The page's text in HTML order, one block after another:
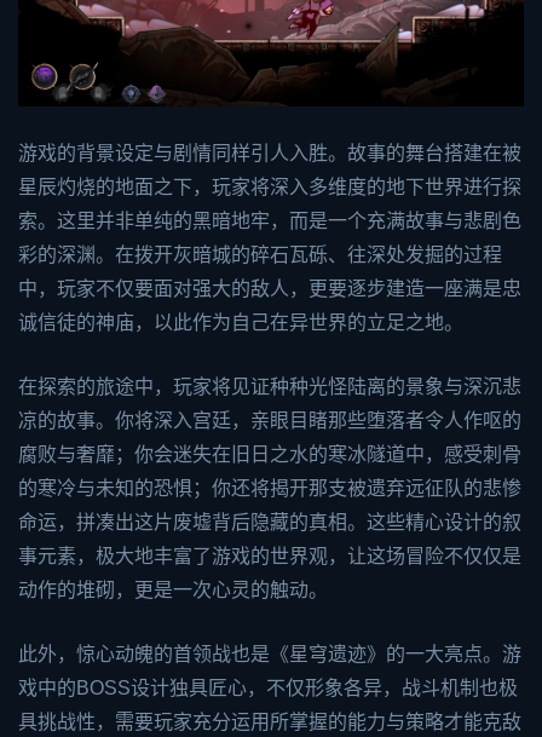
游戏的背景设定与剧情同样引人入胜。故事的舞台搭建在被
星辰灼烧的地面之下，玩家将深入多维度的地下世界进行探
索。这里并非单纯的黑暗地牢，而是一个充满故事与悲剧色
彩的深渊。在拨开灰暗城的碎石瓦砾、往深处发掘的过程
中，玩家不仅要面对强大的敌人，更要逐步建造一座满是忠
诚信徒的神庙，以此作为自己在异世界的立足之地。
在探索的旅途中，玩家将见证种种光怪陆离的景象与深沉悲
凉的故事。你将深入宫廷，亲眼目睹那些堕落者令人作呕的
腐败与奢靡；你会迷失在旧日之水的寒冰隧道中，感受刺骨
的寒冷与未知的恐惧；你还将揭开那支被遗弃远征队的悲惨
命运，拼凑出这片废墟背后隐藏的真相。这些精心设计的叙
事元素，极大地丰富了游戏的世界观，让这场冒险不仅仅是
动作的堆砌，更是一次心灵的触动。
此外，惊心动魄的首领战也是《星穹遗迹》的一大亮点。游
戏中的BOSS设计独具匠心，不仅形象各异，战斗机制也极
具挑战性，需要玩家充分运用所掌握的能力与策略才能克敌